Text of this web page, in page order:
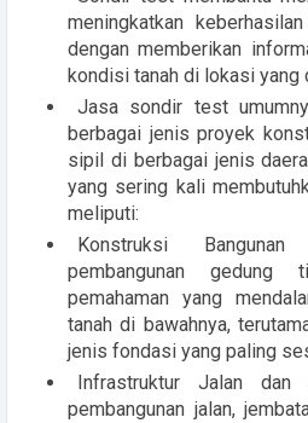
meningkatkan
dengan memberikan
kondisi tanah di lokasi yang
Jasa sondir test
berbagai jenis proyek
sipil di berbagai jenis
yang sering kali
meliputi:
Konstruksi
pembangunan gedung
pemahaman yang
tanah di bawahnya,
jenis fondasi yang paling
Infrastruktur Jalan dan
pembangunan jalan,